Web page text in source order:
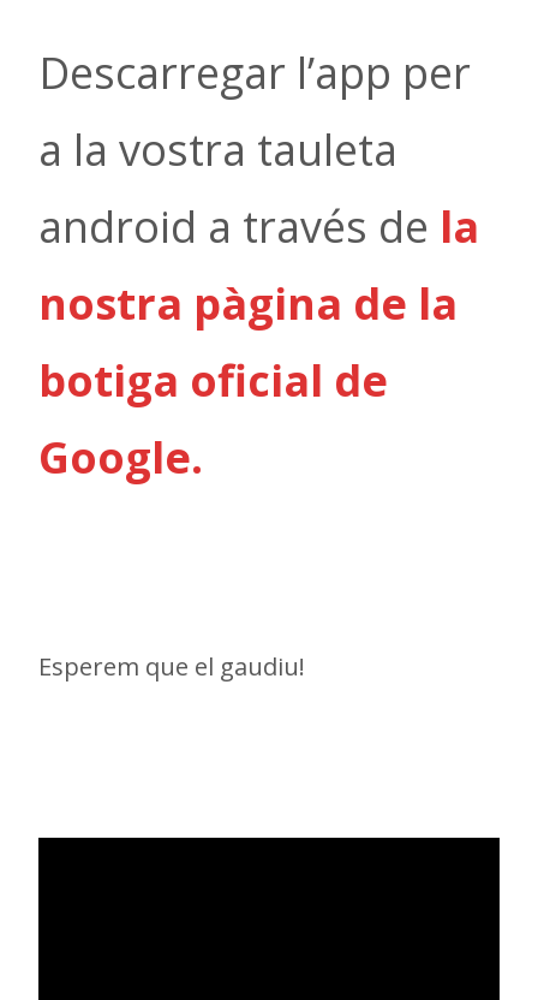
Descarregar l’app per
a la vostra tauleta
android a través de la
nostra pàgina de la
botiga oficial de
Google.
Esperem que el gaudiu!